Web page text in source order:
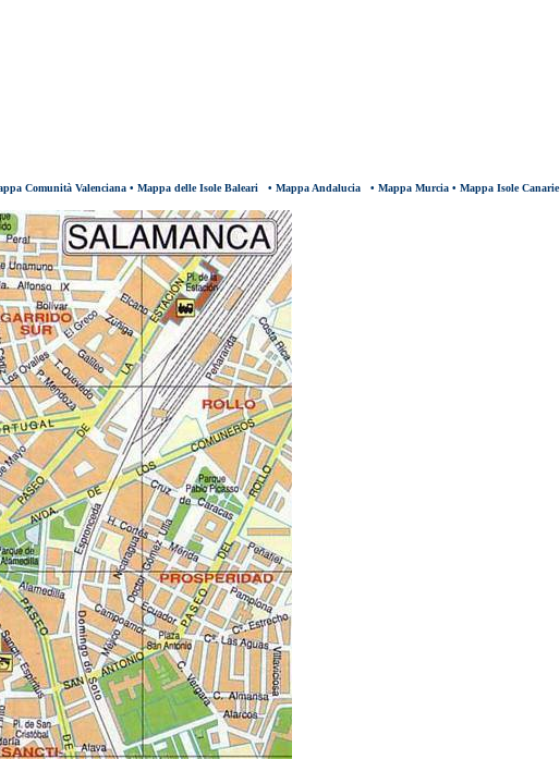
Comunità Valenciana • Mappa delle Isole Baleari • Mappa Andalucia • Mappa Murcia • Mappa Isole Canarie